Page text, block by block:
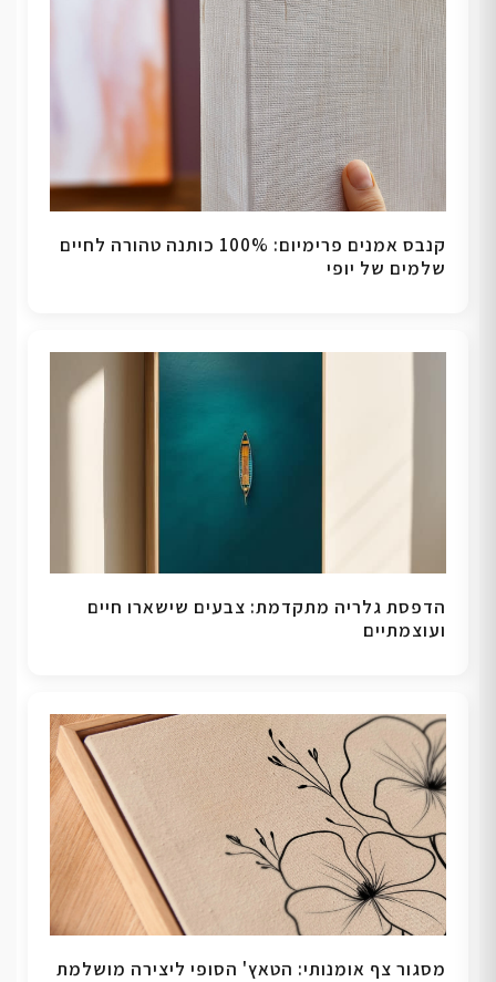
קנבס אמנים פרימיום: 100% כותנה טהורה לחיים
שלמים של יופי
הדפסת גלריה מתקדמת: צבעים שישארו חיים
ועוצמתיים
מסגור צף אומנותי: הטאץ' הסופי ליצירה מושלמת